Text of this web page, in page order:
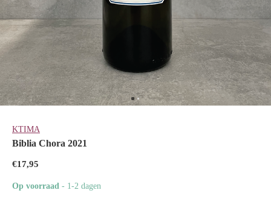
KTIMA
Biblia Chora 2021
€17,95
Op voorraad - 1-2 dagen